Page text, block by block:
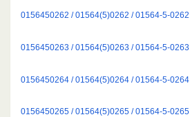
0156450262 / 01564(5)0262 / 01564-5-0262
0156450263 / 01564(5)0263 / 01564-5-0263
0156450264 / 01564(5)0264 / 01564-5-0264
0156450265 / 01564(5)0265 / 01564-5-0265